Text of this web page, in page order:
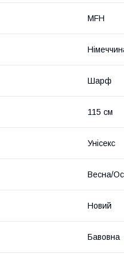
MFH
Шарф
115 см
Унісекс
Весна/
Новий
Бавовна